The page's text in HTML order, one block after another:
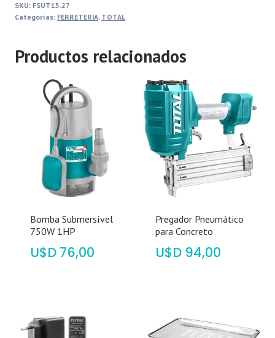
SKU: FSUT15.27
Categorías: FERRETERIA, TOTAL
Productos relacionados
Bomba Submersível
750W 1HP
$ 76,00
Pregador Pneumático
para Concreto
$ 94,00